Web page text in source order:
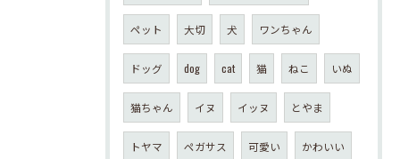
ペット 大切 犬 ワンちゃん
ドッグ dog cat 猫 ねこ いぬ
猫ちゃん イヌ イッヌ とやま
トヤマ ペガサス 可愛い かわいい